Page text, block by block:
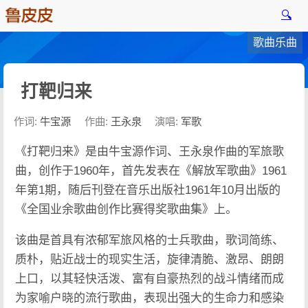
🔍
歌曲乐曲
打靶归来
作词: 牛宝源 作曲: 王永泉 演唱: 军歌
《打靶归来》是由牛宝源作词、王永泉作曲的军旅歌
曲，创作于1960年，首先发表在《解放军歌曲》1961
年第1期，随后刊登在音乐出版社1961年10月出版的
《全国业余歌曲创作比赛得奖歌曲集》上。
该曲是首具有浓郁军旅风格的士兵歌曲，歌词简练、
质朴，贴近战士的现实生活，旋律清脆、激昂、朗朗
上口，以其轻快活泼、富有自豪热烈的战斗情绪而成
为家喻户晓的流行歌曲，表现出强大的生命力和感染